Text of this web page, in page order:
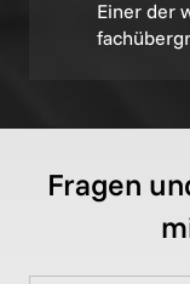
Einer der
Fragen